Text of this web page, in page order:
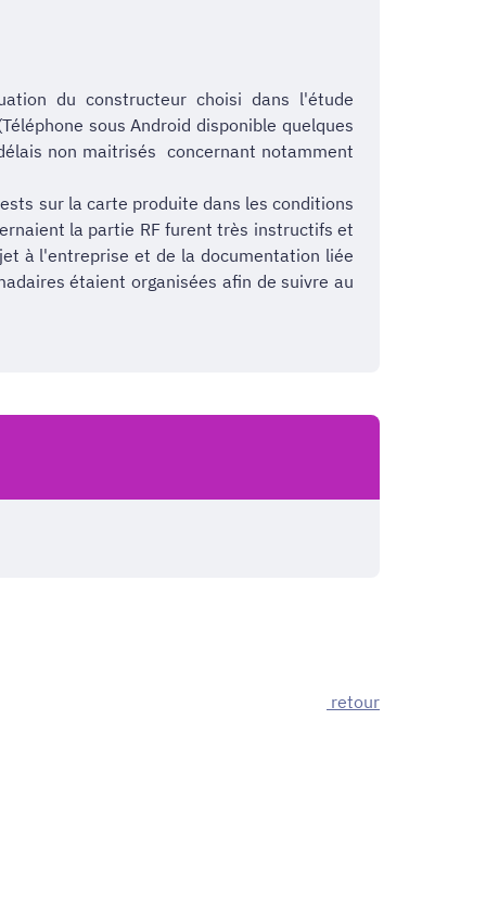
du constructeur choisi dans l'étude
sous Android disponible quelques
non maitrisés concernant notamment
sur la carte produite dans les conditions
la partie RF furent très instructifs et
à l'entreprise et de la documentation liée
étaient organisées afin de suivre au
retour